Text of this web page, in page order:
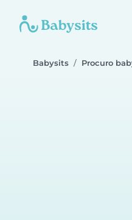
Babysits Procuro